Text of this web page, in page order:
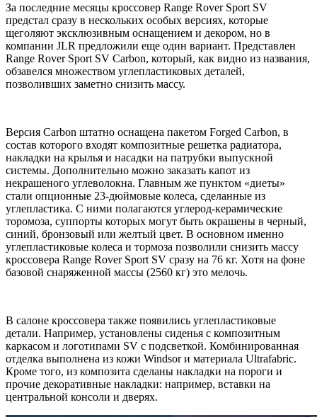
За последние месяцы кроссовер Range Rover Sport SV
предстал сразу в нескольких особых версиях, которые
щеголяют эксклюзивным оснащением и декором, но в
компании JLR предложили еще один вариант. Представлен
Range Rover Sport SV Carbon, который, как видно из названия,
обзавелся множеством углепластиковых деталей,
позволивших заметно снизить массу.
Версия Carbon штатно оснащена пакетом Forged Carbon, в
состав которого входят композитные решетка радиатора,
накладки на крылья и насадки на патрубки выпускной
системы. Дополнительно можно заказать капот из
некрашеного углеволокна. Главным же пунктом «диеты»
стали опционные 23-дюймовые колеса, сделанные из
углепластика. С ними полагаются углерод-керамические
торомоза, суппорты которых могут быть окрашены в черный,
синий, бронзовый или желтый цвет. В основном именно
углепластиковые колеса и тормоза позволили снизить массу
кроссовера Range Rover Sport SV сразу на 76 кг. Хотя на фоне
базовой снаряженной массы (2560 кг) это мелочь.
В салоне кроссовера также появились углепластиковые
детали. Например, установлены сиденья с композитным
каркасом и логотипами SV с подсветкой. Комбинированная
отделка выполнена из кожи Windsor и материала Ultrafabric.
Кроме того, из композита сделаны накладки на пороги и
прочие декоративные накладки: например, вставки на
центральной консоли и дверях.